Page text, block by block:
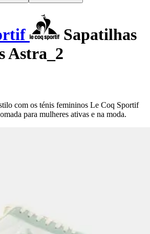
Sapatilhas
Astra_2
com os ténis femininos Le Coq Sportif
para mulheres ativas e na moda.